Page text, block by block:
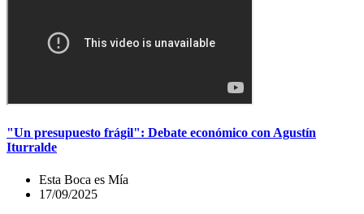
"Un presupuesto frágil": Debate económico con Agustín
Iturralde
Esta Boca es Mía
17/09/2025